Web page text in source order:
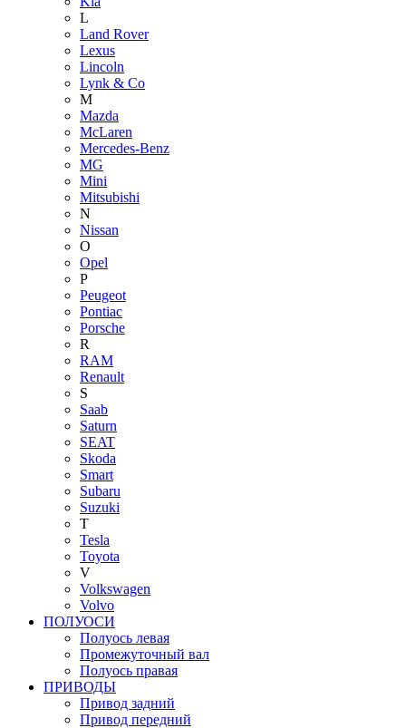
L
Land Rover
Lexus
Lincoln
Lynk & Co
M
Mazda
McLaren
Mercedes-Benz
MG
Mini
Mitsubishi
N
Nissan
O
Opel
P
Peugeot
Pontiac
Porsche
R
RAM
Renault
S
Saab
Saturn
SEAT
Skoda
Smart
Subaru
Suzuki
T
Tesla
Toyota
V
Volkswagen
Volvo
ПОЛУОСИ
Полуось левая
Промежуточный вал
Полуось правая
ПРИВОДЫ
Привод задний
Привод передний